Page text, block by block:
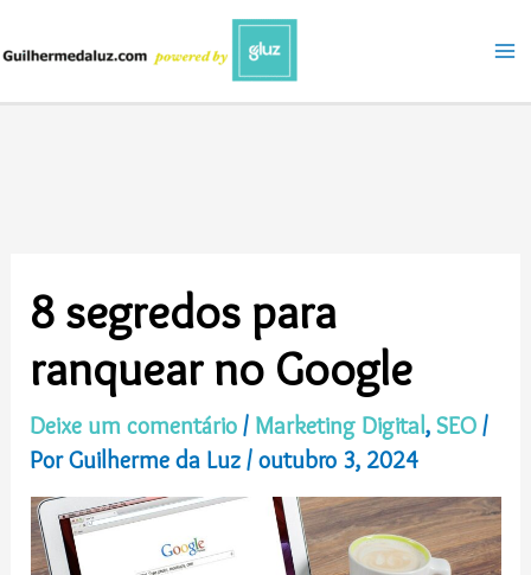
o
8 segredos para
ranquear no Google
Deixe um comentário / Marketing Digital,SEO /
PorGuilherme da Luz/outubro 3, 2024